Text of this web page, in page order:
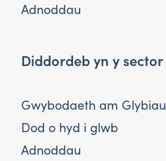
Adnoddau
Diddordeb yn y sector
Gwybodaeth am Glybiau
Dod o hyd i glwb
Adnoddau